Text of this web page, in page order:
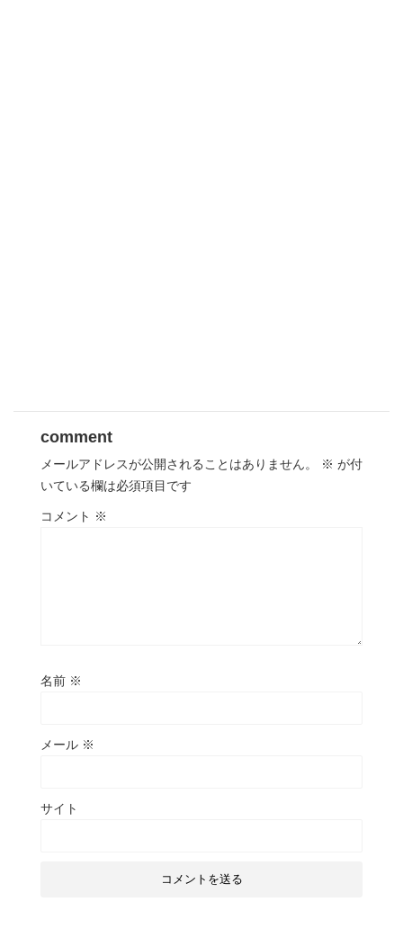
comment
メールアドレスが公開されることはありません。 ※ が付
いている欄は必須項目です
コメント ※
名前 ※
メール ※
サイト